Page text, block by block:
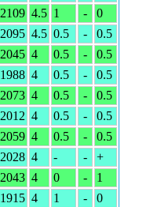
2109 4.5 1 -
0
2095 4.5 0.5 -
0.5
2045 4 0.5 -
0.5
1988 4 0.5 -
0.5
2073 4 0.5 -
0.5
2012 4 0.5 -
0.5
2059 4 0.5 -
0.5
2028 4 - -
+
2043 4 0 -
1
1915 4 1 -
0